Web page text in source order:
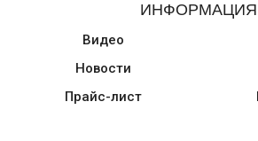
ИНФОРМАЦИЯ
Видео
Новости
Прайс-лист